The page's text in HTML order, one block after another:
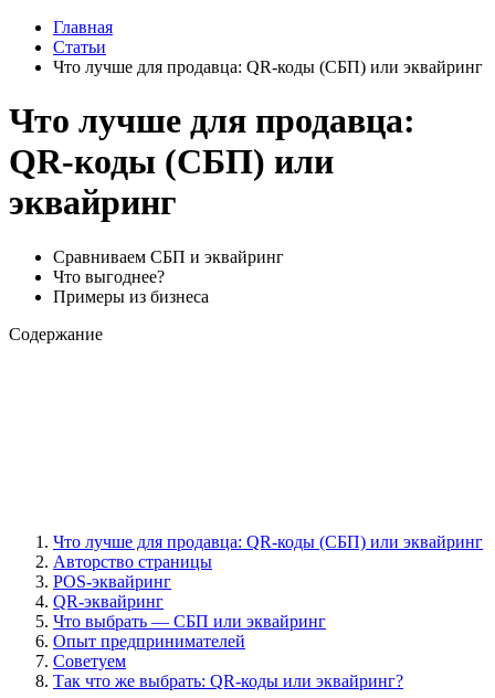
Главная
Статьи
Что лучше для продавца: QR-коды (СБП) или эквайринг
Что лучше для продавца:
QR-коды (СБП) или
эквайринг
Сравниваем СБП и эквайринг
Что выгоднее?
Примеры из бизнеса
Содержание
Что лучше для продавца: QR-коды (СБП) или эквайринг
Авторство страницы
POS-эквайринг
QR-эквайринг
Что выбрать — СБП или эквайринг
Опыт предпринимателей
Советуем
Так что же выбрать: QR-коды или эквайринг?